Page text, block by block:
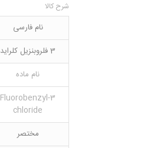
شرح کالا
نام فارسی
3 فلروبنزیل کلراید
نام ماده
3-Fluorobenzyl
chloride
مختصر